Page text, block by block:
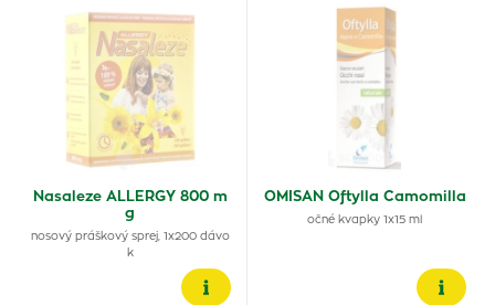
Nasaleze ALLERGY 800 m
g
nosový práškový sprej, 1x200 dávo
k
OMISAN Oftylla Camomilla
očné kvapky 1x15 ml